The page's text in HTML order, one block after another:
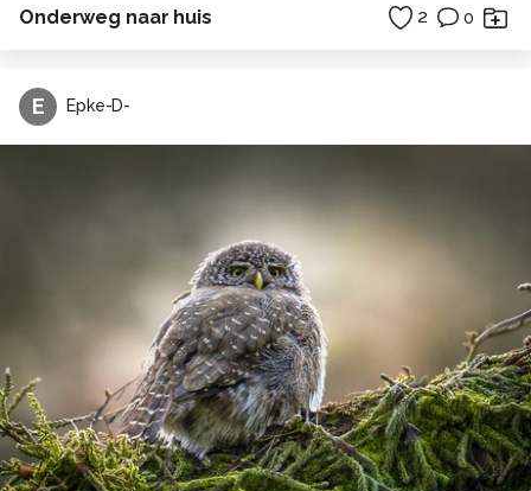
Onderweg naar huis 2 0
E Epke-D-